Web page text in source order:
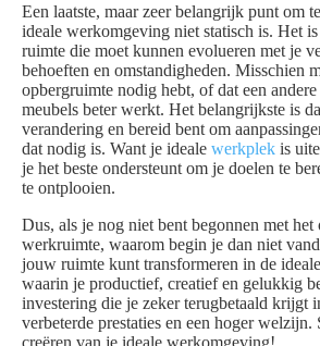
Een laatste, maar zeer belangrijk punt om
ideale werkomgeving niet statisch is. Het
ruimte die moet kunnen evolueren met je
behoeften en omstandigheden. Misschien
opbergruimte nodig hebt, of dat een
meubels beter werkt. Het belangrijkste is
verandering en bereid bent om
dat nodig is. Want je ideale werkplek is
je het beste ondersteunt om je doelen te
te ontplooien.
Dus, als je nog niet bent begonnen met
werkruimte, waarom begin je dan niet
jouw ruimte kunt transformeren in de
waarin je productief, creatief en gelukkig
investering die je zeker terugbetaald krijgt
verbeterde prestaties en een hoger welzijn.
creëren van je ideale werkomgeving!